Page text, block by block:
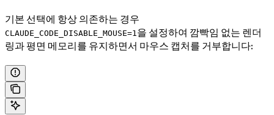
기본 선택에 항상 의존하는 경우
CLAUDE_CODE_DISABLE_MOUSE=1 을 설정하여 깜빡임 없는 렌더
링과 평면 메모리를 유지하면서 마우스 캡처를 거부합니다: